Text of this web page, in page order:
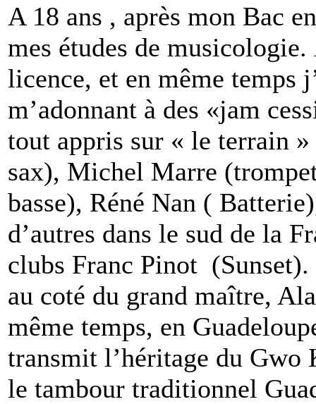
A 18 ans , après mon Bac
mes études de
licence, et en même temps
m’adonnant à des «jam
tout appris sur « le terrain
sax), Michel Marre
basse), Réné Nan (
d’autres dans le sud de la
clubs Franc Pinot
au coté du grand maître,
même temps, en
transmit l’héritage du Gwo
le tambour traditionnel